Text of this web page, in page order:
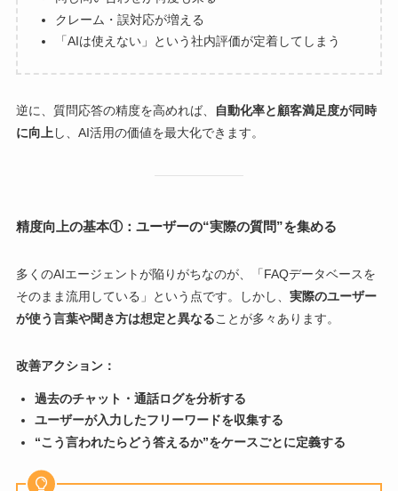
クレーム・誤対応が増える
「AIは使えない」という社内評価が定着してしまう
逆に、質問応答の精度を高めれば、
自動化率と顧客満足度が同時
に向上 し、AI活用の価値を最大化できます。
精度向上の基本①：ユーザーの“実際の質問”を集める
多くのAIエージェントが陥りがちなのが、「FAQデータベースを
そのまま流用している」という点です。しかし、 実際のユーザー
が使う言葉や聞き方は想定と異なることが多々あります。
改善アクション：
過去のチャット・通話ログを分析する
ユーザーが入力したフリーワードを収集する
“こう言われたらどう答えるか”をケースごとに定義する